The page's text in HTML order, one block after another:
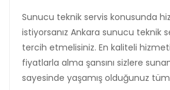
Sunucu teknik servis konusunda
istiyorsanız Ankara sunucu teknik
tercih etmelisiniz. En kaliteli
fiyatlarla alma şansını sizlere
sayesinde yaşamış olduğunuz